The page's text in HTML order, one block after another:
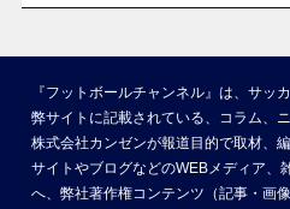
『フットボールチャンネル』は、サッ
弊サイトに記載されている、コラム、
株式会社カンゼンが報道目的で取材、
サイトやブログなどのWEBメディア、
へ、弊社著作権コンテンツ（記事・画